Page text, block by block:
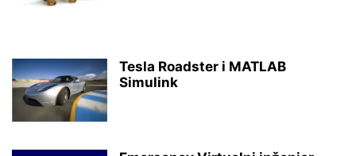
Tesla Roadster i MATLAB
Simulink